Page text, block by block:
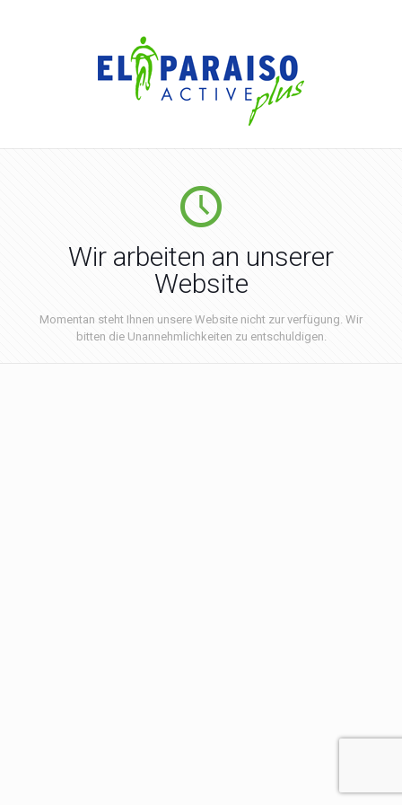
Wir arbeiten an unserer
Website
Momentan steht Ihnen unsere Website nicht zur verfügung. Wir
bitten die Unannehmlichkeiten zu entschuldigen.